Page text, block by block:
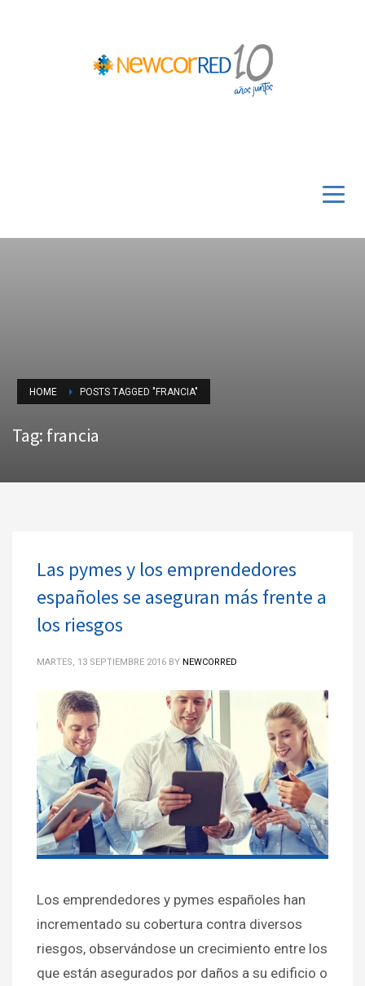
HOME POSTS TAGGED "FRANCIA"
Tag: francia
Las pymes y los emprendedores
españoles se aseguran más frente a
los riesgos
MARTES, 13 SEPTIEMBRE 2016 BY NEWCORRED
Los emprendedores y pymes españoles han
incrementado su cobertura contra diversos
riesgos, observándose un crecimiento entre los
que están asegurados por daños a su edificio o